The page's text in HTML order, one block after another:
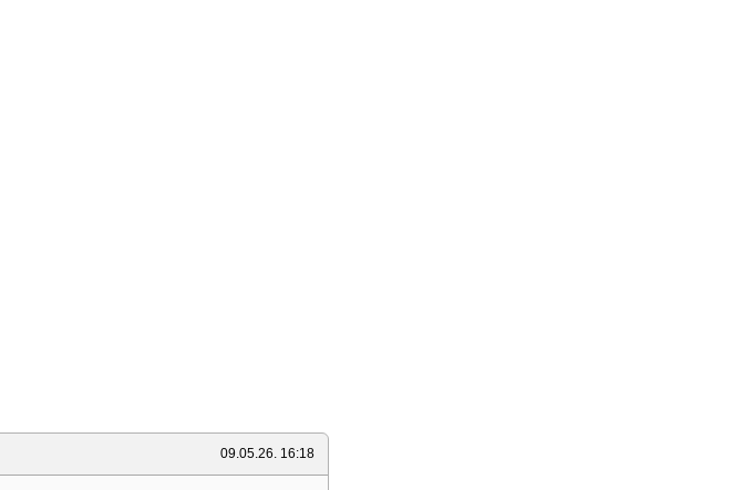
09.05.26. 16:18